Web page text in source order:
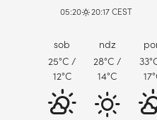
05:20 20:17 CEST
sob ndz
25°C /
12°C
28°C /
14°C
33
17